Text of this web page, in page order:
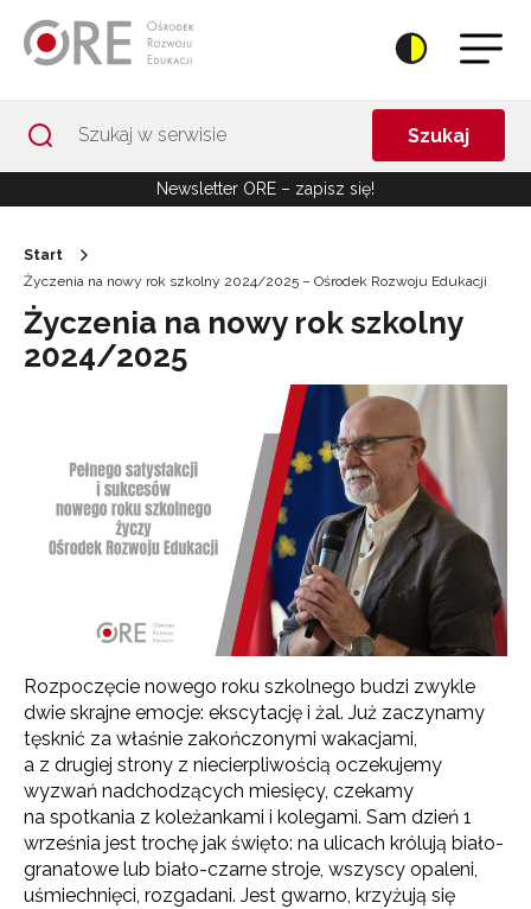
Szukaj
Newsletter ORE – zapisz się!
Start
Życzenia na nowy rok szkolny 2024/2025 – Ośrodek Rozwoju Edukacji
Życzenia na nowy rok szkolny
2024/2025
Rozpoczęcie nowego roku szkolnego budzi zwykle
dwie skrajne emocje: ekscytację i żal. Już zaczynamy
tęsknić za właśnie zakończonymi wakacjami,
a z drugiej strony z niecierpliwością oczekujemy
wyzwań nadchodzących miesięcy, czekamy
na spotkania z koleżankami i kolegami. Sam dzień 1
września jest trochę jak święto: na ulicach królują biało-
granatowe lub biało-czarne stroje, wszyscy opaleni,
uśmiechnięci, rozgadani. Jest gwarno, krzyżują się